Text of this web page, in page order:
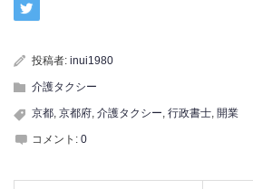
投稿者: inui1980
介護タクシー
京都 京都府 介護タクシー 行政書士 開業
コメント: 0